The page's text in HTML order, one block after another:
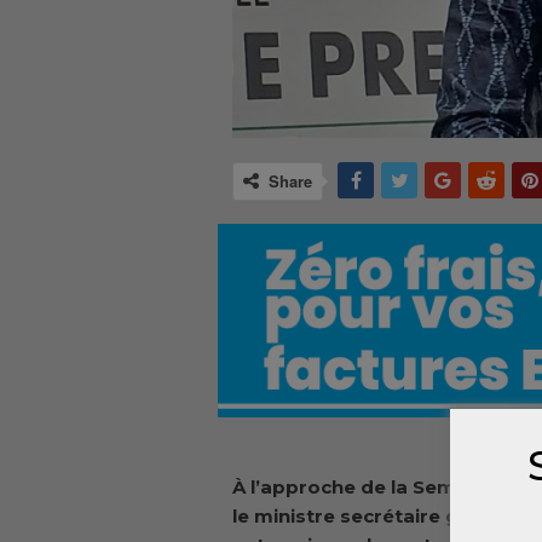
Share
À l’approche de la Semaine
le ministre secrétaire général du